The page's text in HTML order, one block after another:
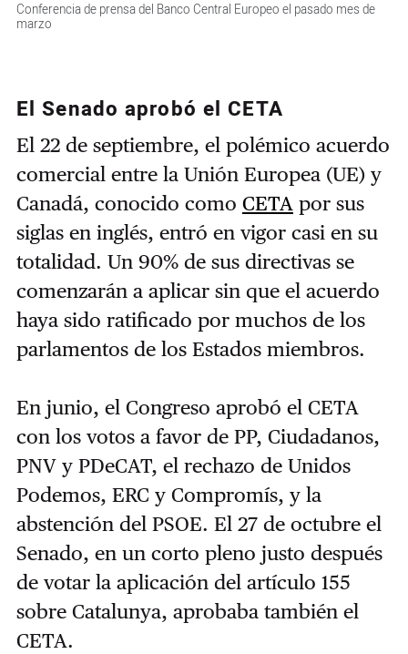
Conferencia de prensa del Banco Central Europeo el pasado mes de
marzo
El Senado aprobó el CETA
El 22 de septiembre, el polémico acuerdo
comercial entre la Unión Europea (UE) y
Canadá, conocido como CETApor sus
siglas en inglés, entró en vigor casi en su
totalidad. Un 90% de sus directivas se
comenzarán a aplicar sin que el acuerdo
haya sido ratificado por muchos de los
parlamentos de los Estados miembros.
En junio, el Congreso aprobó el CETA
con los votos a favor de PP, Ciudadanos,
PNV y PDeCAT, el rechazo de Unidos
Podemos, ERC y Compromís, y la
abstención del PSOE. El 27 de octubre el
Senado, en un corto pleno justo después
de votar la aplicación del artículo 155
sobre Catalunya, aprobaba también el
CETA.